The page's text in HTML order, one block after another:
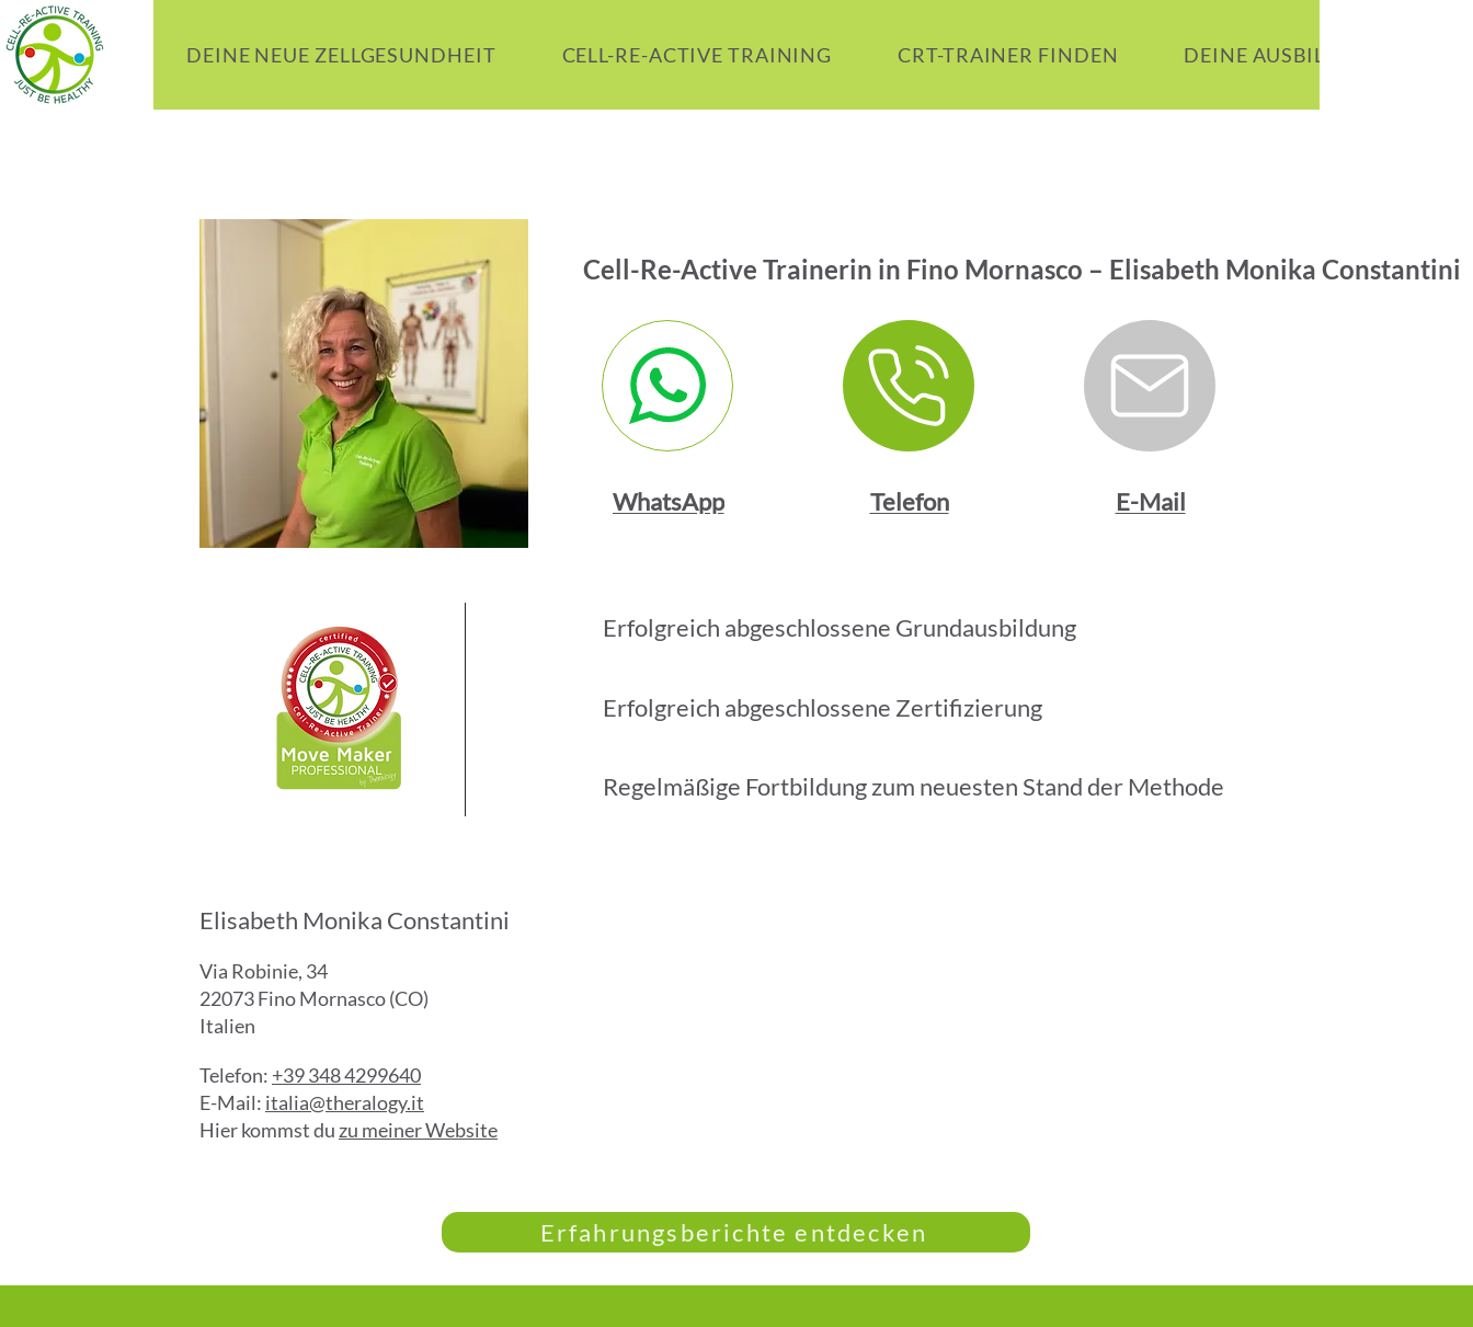
DEINE NEUE ZELLGESUNDHEIT CELL-RE-ACTIVE TRAINING CRT-TRAINER FINDEN DEINE AUSBILDUNG
Cell-Re-Active Trainerin in Fino Mornasco – Elisabeth Monika Constantini
WhatsApp Telefon E-Mail
Erfolgreich abgeschlossene Grundausbildung
Erfolgreich abgeschlossene Zertifizierung
Regelmäßige Fortbildung zum neuesten Stand der Methode
Elisabeth Monika Constantini
Via Robinie, 34
22073 Fino Mornasco (CO)
Italien
Telefon: +39 348 4299640
E-Mail: italia@theralogy.it
Hier kommst du zu meiner Website
Erfahrungsberichte entdecken